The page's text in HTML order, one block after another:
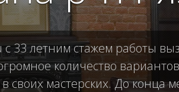
33 летним стажем работы
количество
мастерских. До конца